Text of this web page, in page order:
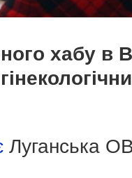
хабу в
Луганська